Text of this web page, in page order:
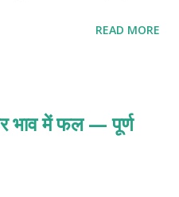
READ MORE
भाव में फल — पूर्ण